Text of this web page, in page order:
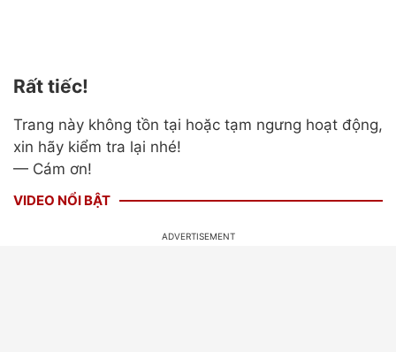
Rất tiếc!
Trang này không tồn tại hoặc tạm ngưng hoạt động,
xin hãy kiểm tra lại nhé!
— Cám ơn!
VIDEO NỔI BẬT